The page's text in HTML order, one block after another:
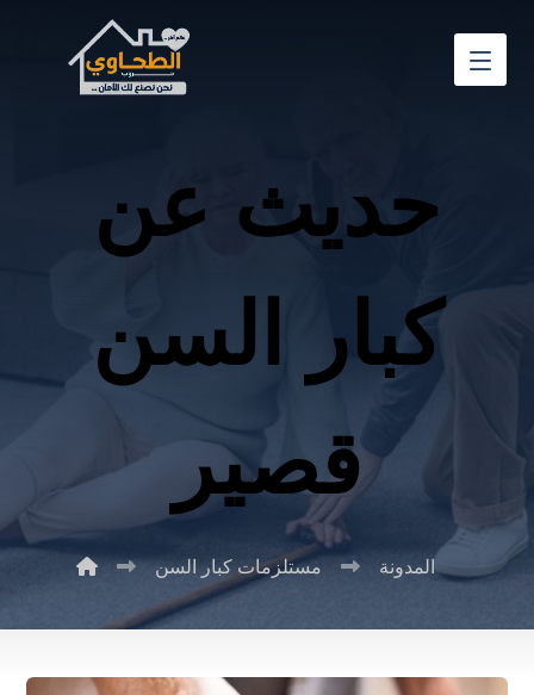
حديث عن
كبار السن
قصير
المدونة مستلزمات كبار السن